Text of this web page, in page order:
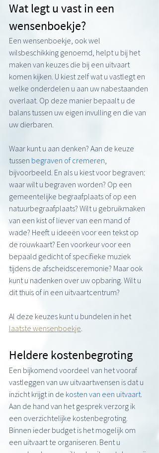
Wat legt u vast in een
wensenboekje?
Een wensenboekje, ook wel
wilsbeschikking genoemd, helpt u bij het
maken van keuzes die bij een uitvaart
komen kijken. U kiest zelf wat u vastlegt en
welke onderdelen u aan uw nabestaanden
overlaat. Op deze manier bepaalt u de
balans tussen uw eigen invulling en die van
uw dierbaren.
Waar kunt u aan denken? Aan de keuze
tussen begraven of cremeren,
bijvoorbeeld. En als u kiest voor begraven:
waar wilt u begraven worden? Op een
gemeentelijke begraafplaats of op een
natuurbegraafplaats? Wilt u gebruikmaken
van een kist of liever van een mand of
wade? Heeft u ideeën voor een tekst op
de rouwkaart? Een voorkeur voor een
bepaald gedicht of specifieke muziek
tijdens de afscheidsceremonie? Maar ook
kunt u nadenken over uw opbaring. Wilt u
dit thuis of in een uitvaartcentrum?
Al deze keuzes kunt u bundelen in het
laatste wensenboekje.
Heldere kostenbegroting
Een bijkomend voordeel van het vooraf
vastleggen van uw uitvaartwensen is dat u
inzicht krijgt in de kosten van een uitvaart.
Aan de hand van het gesprek verzorg ik
een overzichtelijke kostenbegroting.
Binnen ieder budget is het mogelijk om
een uitvaart te organiseren. Bent u